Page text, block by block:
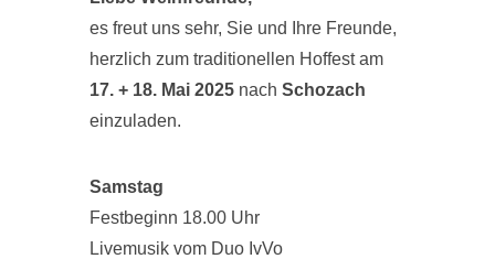
es freut uns sehr, Sie und Ihre Freunde,
herzlich zum traditionellen Hoffest am
17. + 18. Mai 2025nach Schozach
einzuladen.
Samstag
Festbeginn 18.00 Uhr
Livemusik vom Duo IvVo